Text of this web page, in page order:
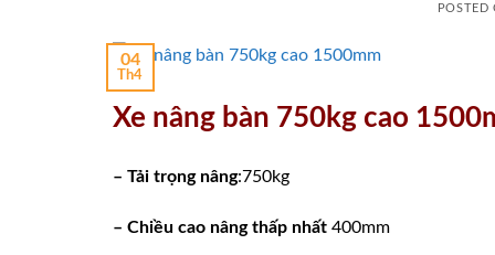
04
Th4
Xe nâng bàn 750kg cao
– Tải trọng nâng:750kg
– Chiều cao nâng thấp nhất 400mm